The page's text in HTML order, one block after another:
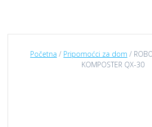
Početna / Pripomoćci za dom /
KOMPOSTER QX-30